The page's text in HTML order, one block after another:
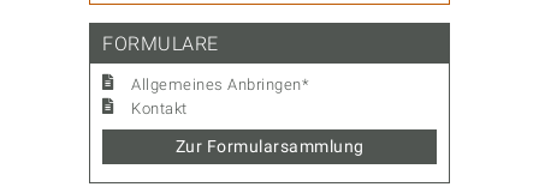
FORMULARE
Allgemeines Anbringen*
Kontakt
Zur Formularsammlung